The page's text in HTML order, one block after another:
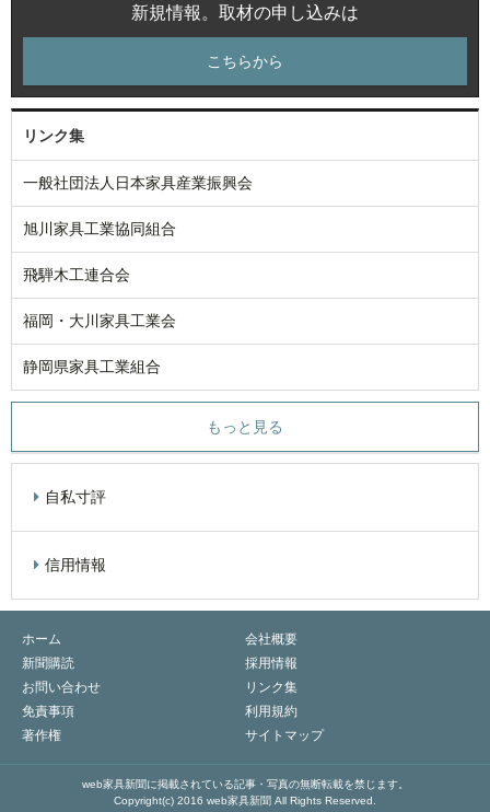
新規情報。取材の申し込みは
こちらから
リンク集
一般社団法人日本家具産業振興会
旭川家具工業協同組合
飛騨木工連合会
福岡・大川家具工業会
静岡県家具工業組合
もっと見る
自私寸評
信用情報
ホーム
会社概要
新聞購読
採用情報
お問い合わせ
リンク集
免責事項
利用規約
著作権
サイトマップ
web家具新聞に掲載されている記事・写真の無断転載を禁じます。
Copyright(c) 2016 web家具新聞 All Rights Reserved.